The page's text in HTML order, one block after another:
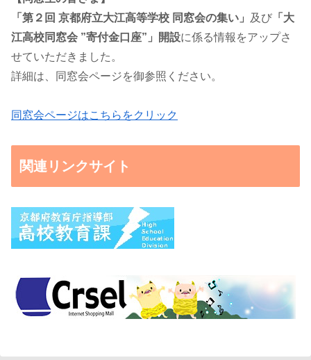
「第２回 京都府立大江高等学校 同窓会の集い」
及び 「大
江高校同窓会 ”寄付金口座”」開設に係る情報をアップさ
せていただきました。
詳細は、同窓会ページを御参照ください。
同窓会ページはこちらをクリック
関連リンクサイト